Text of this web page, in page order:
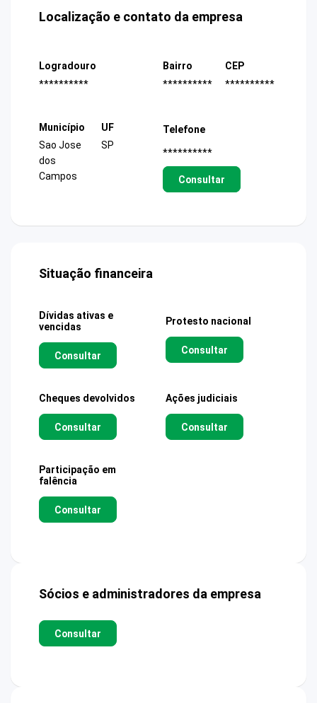
Localização e contato da empresa
Logradouro
**********
Bairro
**********
CEP
**********
Município
Sao Jose
dos
Campos
UF
SP
Telefone
**********
Consultar
Situação financeira
Dívidas ativas e
vencidas
Consultar
Protesto nacional
Consultar
Cheques devolvidos
Consultar
Ações judiciais
Consultar
Participação em
falência
Consultar
Sócios e administradores da empresa
Consultar